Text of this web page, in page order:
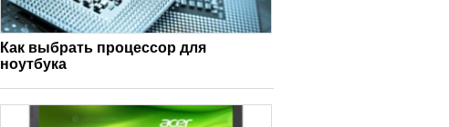
Как выбрать процессор для
ноутбука